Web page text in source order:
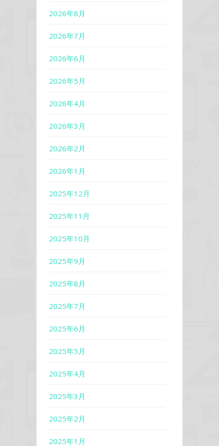
2026年8月
2026年7月
2026年6月
2026年5月
2026年4月
2026年3月
2026年2月
2026年1月
2025年12月
2025年11月
2025年10月
2025年9月
2025年8月
2025年7月
2025年6月
2025年5月
2025年4月
2025年3月
2025年2月
2025年1月